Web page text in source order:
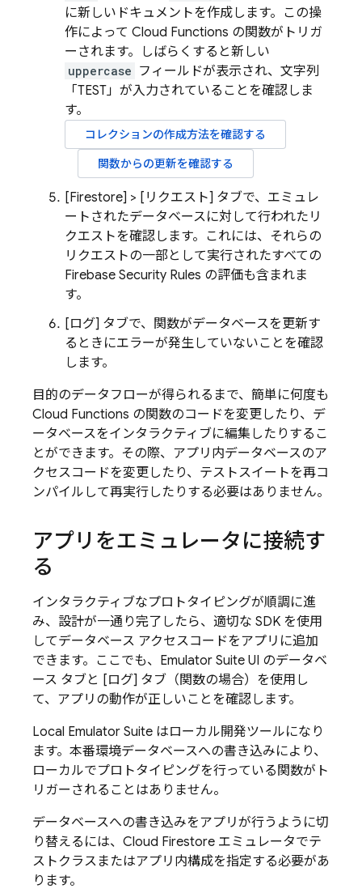
に新しいドキュメントを作成します。この操
作によって Cloud Functions の関数がトリガ
ーされます。しばらくすると新しい
uppercase フィールドが表示され、文字列
「TEST」が入力されていることを確認しま
す。
コレクションの作成方法を確認する
関数からの更新を確認する
[Firestore] > [リクエスト] タブで、エミュレ
ートされたデータベースに対して行われたリ
クエストを確認します。これには、それらの
リクエストの一部として実行されたすべての
Firebase Security Rules の評価も含まれま
す。
[ログ] タブで、関数がデータベースを更新す
るときにエラーが発生していないことを確認
します。
目的のデータフローが得られるまで、簡単に何度も
Cloud Functions の関数のコードを変更したり、デ
ータベースをインタラクティブに編集したりするこ
とができます。その際、アプリ内データベースのア
クセスコードを変更したり、テストスイートを再コ
ンパイルして再実行したりする必要はありません。
アプリをエミュレータに接続す
る
インタラクティブなプロトタイピングが順調に進
み、設計が一通り完了したら、適切な SDK を使用
してデータベース アクセスコードをアプリに追加
できます。ここでも、 Emulator Suite UI のデータベ
ース タブと [ログ] タブ（関数の場合）を使用し
て、アプリの動作が正しいことを確認します。
Local Emulator Suite はローカル開発ツールになり
ます。本番環境データベースへの書き込みにより、
ローカルでプロトタイピングを行っている関数がト
リガーされることはありません。
データベースへの書き込みをアプリが行うように切
り替えるには、 Cloud Firestore エミュレータでテ
ストクラスまたはアプリ内構成を指定する必要があ
ります。